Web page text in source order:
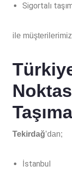
Sigortalı
ile
Tekirdağ’dan;
İstanbul